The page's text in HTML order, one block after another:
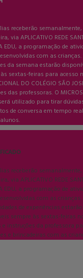
receberão
via APLICATIVO REDE
EDU, a programação de
com as crianças.
da semana estarão
sextas-feiras para acesso
DO COLÉGIO SÃO
das professoras. O
utilizado para tirar
de conversa em tempo
receberão
via APLICATIVO REDE
EDU, a programação de
com as crianças.
de experiências estarão
sempre às sextas-feiras
e instruções da professora
e brincadeiras com as